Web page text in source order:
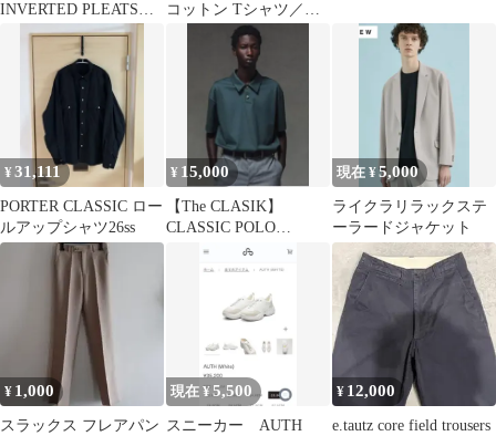
INVERTED PLEATS
TROUSER
コットン Tシャツ／半
¥31,111
PORTER CLASSIC ロー
ルアップシャツ26ss
¥ 15,000
【The CLASIK】
CLASSIC POLO
SHIRTS 46
現在 ¥5,000
ライクラリラックステ
ーラードジャケット
¥ 1,000
スラックス フレアパン
現在 ¥5,500
スニーカー AUTH
¥ 12,000
e.tautz core field trousers